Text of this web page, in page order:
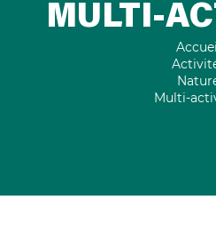
MULTI-
Multi-